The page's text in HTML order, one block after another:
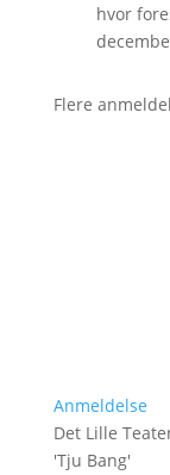
hvor
Flere
Anmeldelse
Det Lille
'Tju Bang'